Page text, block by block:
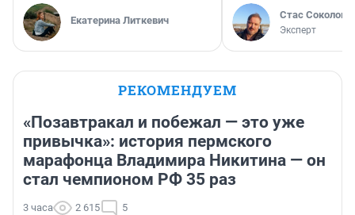
Екатерина Литкевич Стас Соколов
Эксперт
РЕКОМЕНДУЕМ
«Позавтракал и побежал — это уже
привычка»: история пермского
марафонца Владимира Никитина — он
стал чемпионом РФ 35 раз
3 часа 2 615 5